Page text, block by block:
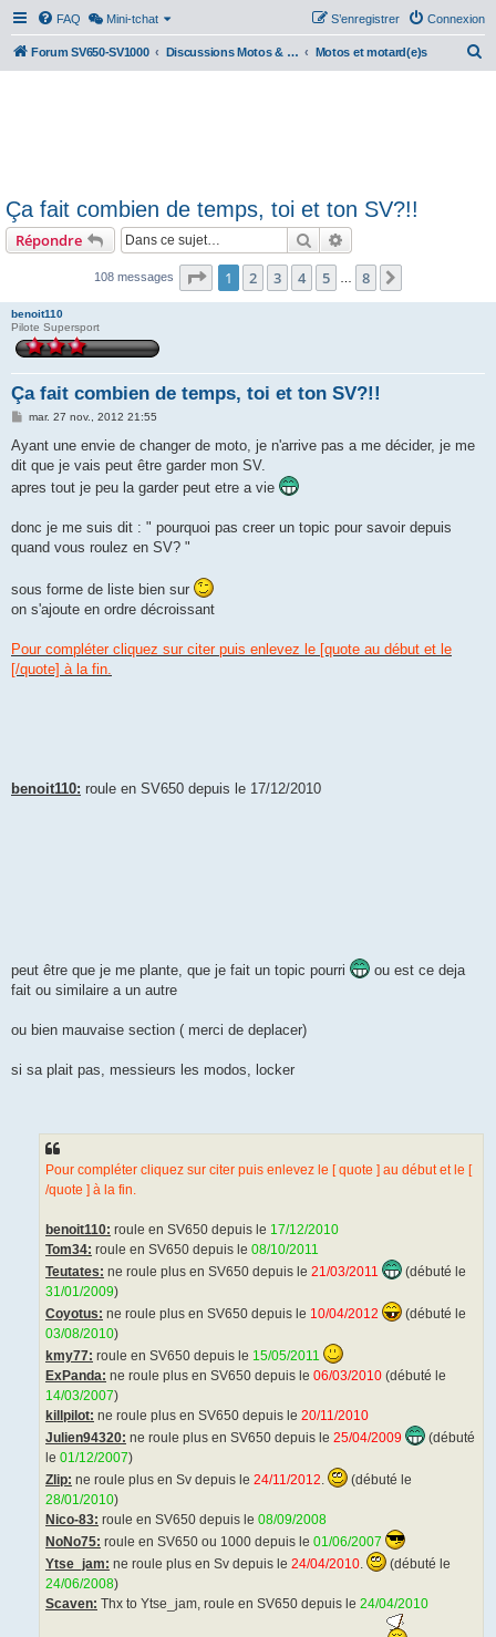
FAQ Mini-tchat Connexion
S’enregistrer
Forum SV650-SV1000 Discussions Motos & Motard(e)s Motos et motard(e)s
Ça fait combien de temps, toi et ton SV?!!
Répondre Rechercher
108 messages Page 1sur8
1 2 3 4 5 8
benoit110
Pilote Supersport
Ça fait combien de temps, toi et ton SV?!!
M
s
s
a
e
mar. 27 nov., 2012 21:55
Ayant une envie de changer de moto, je n'arrive pas a me décider, je me
dit que je vais peut être garder mon SV.
apres tout je peu la garder peut etre a vie
donc je me suis dit : " pourquoi pas creer un topic pour savoir depuis
quand vous roulez en SV? "
sous forme de liste bien sur
on s'ajoute en ordre décroissant
Pour compléter cliquez sur citer puis enlevez le [quote au début et le
[/quote] à la fin.
benoit110: roule en SV650 depuis le 17/12/2010
peut être que je me plante, que je fait un topic pourri
ou est ce deja
fait ou similaire a un autre
ou bien mauvaise section ( merci de deplacer)
si sa plait pas, messieurs les modos, locker
Pour compléter cliquez sur citer puis enlevez le [ quote ] au début et le [
/quote ] à la fin.
benoit110: roule en SV650 depuis le 17/12/2010
Tom34: roule en SV650 depuis le 08/10/2011
Teutates: ne roule plus en SV650 depuis le 21/03/2011
(débuté le
31/01/2009)
Coyotus: ne roule plus en SV650 depuis le 10/04/2012
(débuté le
03/08/2010)
kmy77: roule en SV650 depuis le 15/05/2011
ExPanda: ne roule plus en SV650 depuis le 06/03/2010 (débuté le
14/03/2007)
killpilot: ne roule plus en SV650 depuis le 20/11/2010
Julien94320: ne roule plus en SV650 depuis le 25/04/2009
(débuté
le 01/12/2007)
Zlip: ne roule plus en Sv depuis le 24/11/2012.
(débuté le
28/01/2010)
Nico-83: roule en SV650 depuis le 08/09/2008
NoNo75: roule en SV650 ou 1000 depuis le 01/06/2007
Ytse_jam: ne roule plus en Sv depuis le 24/04/2010.
(débuté le
24/06/2008)
Scaven: Thx to Ytse_jam, roule en SV650 depuis le 24/04/2010